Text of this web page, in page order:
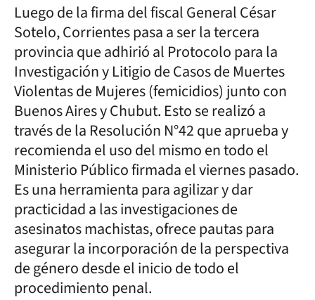
Luego de la firma del fiscal General César
Sotelo, Corrientes pasa a ser la tercera
provincia que adhirió al Protocolo para la
Investigación y Litigio de Casos de Muertes
Violentas de Mujeres (femicidios) junto con
Buenos Aires y Chubut. Esto se realizó a
través de la Resolución N°42 que aprueba y
recomienda el uso del mismo en todo el
Ministerio Público firmada el viernes pasado.
Es una herramienta para agilizar y dar
practicidad a las investigaciones de
asesinatos machistas, ofrece pautas para
asegurar la incorporación de la perspectiva
de género desde el inicio de todo el
procedimiento penal.